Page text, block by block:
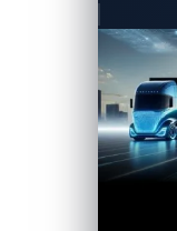
Secure RDS方
省心的維護環境
速汽車行業的轉
作為汽車
擅長為汽